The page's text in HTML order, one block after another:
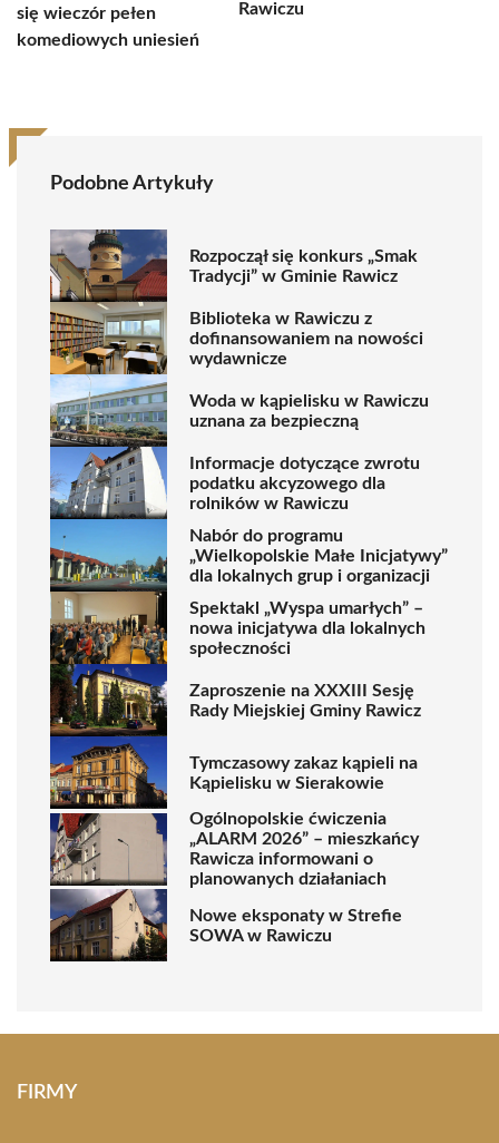
się wieczór pełen
komediowych uniesień
Rawiczu
Podobne Artykuły
Rozpoczął się konkurs „Smak
Tradycji” w Gminie Rawicz
Biblioteka w Rawiczu z
dofinansowaniem na nowości
wydawnicze
Woda w kąpielisku w Rawiczu
uznana za bezpieczną
Informacje dotyczące zwrotu
podatku akcyzowego dla
rolników w Rawiczu
Nabór do programu
„Wielkopolskie Małe Inicjatywy”
dla lokalnych grup i organizacji
Spektakl „Wyspa umarłych” –
nowa inicjatywa dla lokalnych
społeczności
Zaproszenie na XXXIII Sesję
Rady Miejskiej Gminy Rawicz
Tymczasowy zakaz kąpieli na
Kąpielisku w Sierakowie
Ogólnopolskie ćwiczenia
„ALARM 2026” – mieszkańcy
Rawicza informowani o
planowanych działaniach
Nowe eksponaty w Strefie
SOWA w Rawiczu
FIRMY